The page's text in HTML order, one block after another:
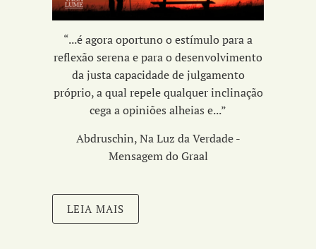
“...é agora oportuno o estímulo para a
reflexão serena e para o desenvolvimento
dajusta capacidade de julgamento
próprio,a qual repele qualquer inclinação
cega a opiniões alheias e...”
Abdruschin, Na Luz da Verdade -
Mensagem do Graal
LEIA MAIS